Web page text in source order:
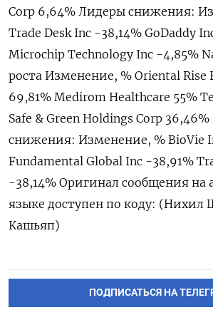
Corp 6,64% Лидеры снижения:
Trade Desk Inc -38,14% GoDaddy
Microchip Technology Inc -4,85%
роста Изменение, % Oriental Rise
69,81% Medirom Healthcare 55%
Safe & Green Holdings Corp
снижения: Изменение, % BioVie
Fundamental Global Inc -38,91%
-38,14% Оригинал сообщения на
языке доступен по коду: (Нихил
Кашьяп)
ПОДПИСАТЬСЯ НА